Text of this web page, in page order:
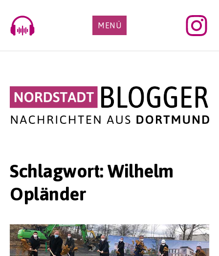
content
MENÜ
Schlagwort:Wilhelm
Opländer